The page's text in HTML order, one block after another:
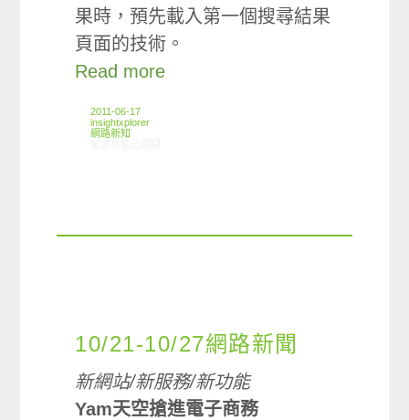
果時，預先載入第一個搜尋結果
頁面的技術。
Read more
2011-06-17
insightxplorer
網路新知
10/21-10/27網路新聞
新網站/新服務/新功能
Yam天空搶進電子商務